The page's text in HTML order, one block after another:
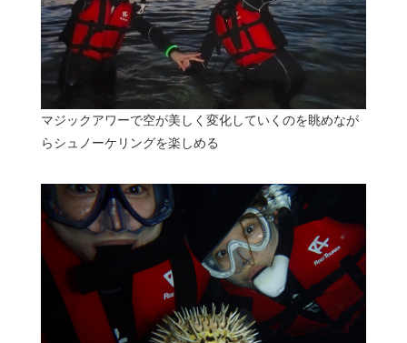
マジックアワーで空が美しく変化していくのを眺めなが
らシュノーケリングを楽しめる